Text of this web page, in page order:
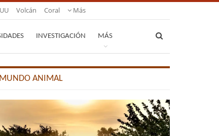
Volcán Coral Más
INVESTIGACIÓN MÁS
ANIMAL